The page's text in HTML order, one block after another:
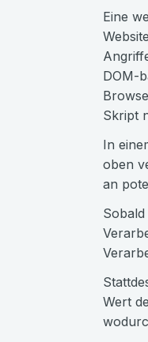
Eine
DOM-
Skript
In
oben
an
Wert